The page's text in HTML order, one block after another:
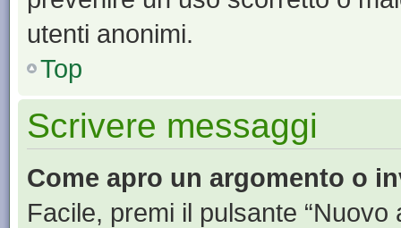
utenti anonimi.
Top
Scrivere messaggi
Come apro un argomento o
Facile, premi il pulsante